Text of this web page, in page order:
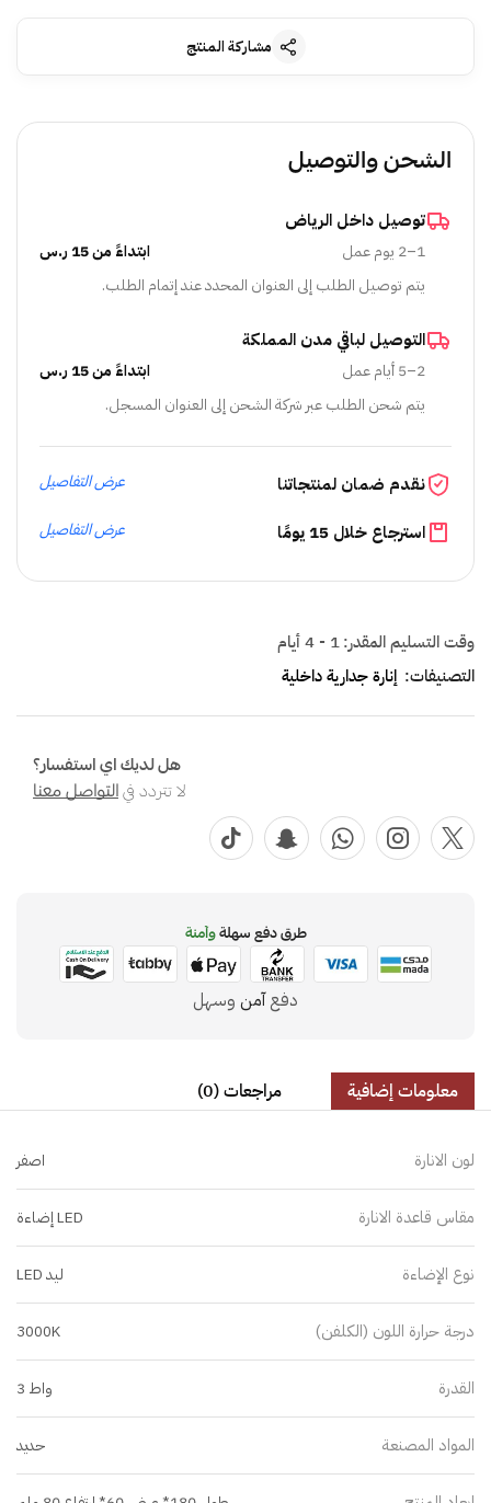
مشاركة المنتج
الشحن والتوصيل
توصيل داخل الرياض
1–2 يوم عمل
ابتداءً من 15 ر.س
يتم توصيل الطلب إلى العنوان المحدد عند إتمام الطلب.
التوصيل لباقي مدن المملكة
2–5 أيام عمل
ابتداءً من 15 ر.س
يتم شحن الطلب عبر شركة الشحن إلى العنوان المسجل.
نقدم ضمان لمنتجاتنا عرض التفاصيل
استرجاع خلال 15 يومًا عرض التفاصيل
وقت التسليم المقدر:1 - 4 أيام
التصنيفات: إنارة جدارية داخلية
هل لديك اي استفسار؟
لا تتردد فيالتواصل معنا
طرق دفع سهلةوآمنة
دفعآمن وسهل
معلومات إضافية مراجعات (0)
لون الانارة اصفر
مقاس قاعدة الانارة LED إضاءة
نوع الإضاءة ليد LED
درجة حرارة اللون (الكلفن) 3000K
القدرة واط 3
المواد المصنعة حديد